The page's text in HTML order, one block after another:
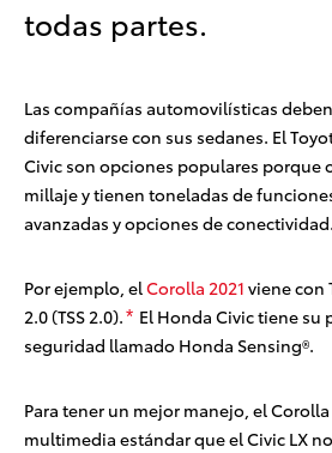
todas partes.
Las compañías automovilísticas
diferenciarse con sus sedanes. El
Civic son opciones populares porque
millaje y tienen toneladas de
avanzadas y opciones de conectividad.
Por ejemplo, elCorolla 2021 viene con
2.0 (TSS 2.0).* El Honda Civic tiene su
seguridad llamado Honda Sensing®.
Para tener un mejor manejo, el
multimedia estándar que el Civic LX